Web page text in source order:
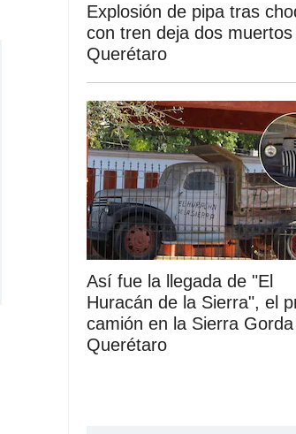
Explosión de pipa tras
con tren deja dos muertos
Querétaro
Así fue la llegada de "El
Huracán de la Sierra", el
camión en la Sierra
Querétaro